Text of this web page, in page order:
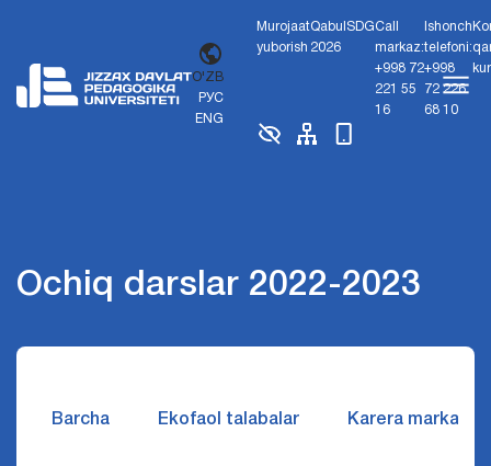
O'ZB
РУС
ENG
Murojaat
yuborish
Qabul
2026
SDGCall
markaz:
+998 72
221 55
16
Ishonch
telefoni:
+998
72 226
68 10
Ochiq darslar 2022-2023
Barcha Ekofaol talabalar Karera markazi